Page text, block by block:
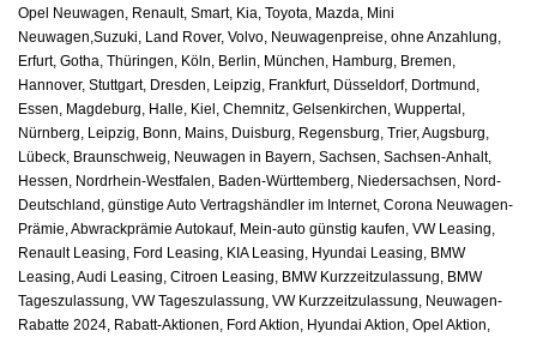
Opel Neuwagen, Renault, Smart, Kia, Toyota, Mazda, Mini
Neuwagen,Suzuki, Land Rover, Volvo, Neuwagenpreise, ohne Anzahlung,
Erfurt, Gotha, Thüringen, Köln, Berlin, München, Hamburg, Bremen,
Hannover, Stuttgart, Dresden, Leipzig, Frankfurt, Düsseldorf, Dortmund,
Essen, Magdeburg, Halle, Kiel, Chemnitz, Gelsenkirchen, Wuppertal,
Nürnberg, Leipzig, Bonn, Mains, Duisburg, Regensburg, Trier, Augsburg,
Lübeck, Braunschweig, Neuwagen in Bayern, Sachsen, Sachsen-Anhalt,
Hessen, Nordrhein-Westfalen, Baden-Württemberg, Niedersachsen, Nord-
Deutschland, günstige Auto Vertragshändler im Internet, Corona Neuwagen-
Prämie, Abwrackprämie Autokauf, Mein-auto günstig kaufen, VW Leasing,
Renault Leasing, Ford Leasing, KIA Leasing, Hyundai Leasing, BMW
Leasing, Audi Leasing, Citroen Leasing, BMW Kurzzeitzulassung, BMW
Tageszulassung, VW Tageszulassung, VW Kurzzeitzulassung, Neuwagen-
Rabatte 2024, Rabatt-Aktionen, Ford Aktion, Hyundai Aktion, Opel Aktion,